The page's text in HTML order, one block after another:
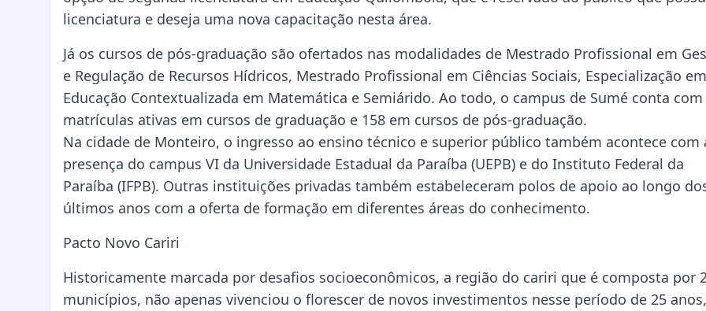
licenciatura e deseja uma nova capacitação nesta área.
Já os cursos de pós-graduação são ofertados nas modalidades de Mestrado Profissional em
e Regulação de Recursos Hídricos, Mestrado Profissional em Ciências Sociais, Especialização em
Educação Contextualizada em Matemática e Semiárido. Ao todo, o campus de Sumé conta com
matrículas ativas em cursos de graduação e 158 em cursos de pós-graduação.
Na cidade de Monteiro, o ingresso ao ensino técnico e superior público também acontece com
presença do campus VI da Universidade Estadual da Paraíba (UEPB) e do Instituto Federal da
Paraíba (IFPB). Outras instituições privadas também estabeleceram polos de apoio ao longo
últimos anos com a oferta de formação em diferentes áreas do conhecimento.
Pacto Novo Cariri
Historicamente marcada por desafios socioeconômicos, a região do cariri que é composta por
municípios, não apenas vivenciou o florescer de novos investimentos nesse período de 25 anos,